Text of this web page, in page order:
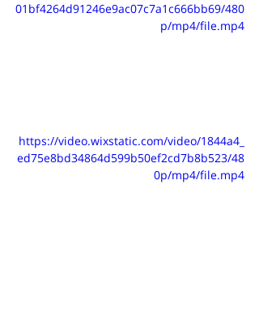
01bf4264d91246e9ac07c7a1c666bb69/480
p/mp4/file.mp4
https://video.wixstatic.com/video/1844a4_
ed75e8bd34864d599b50ef2cd7b8b523/48
0p/mp4/file.mp4